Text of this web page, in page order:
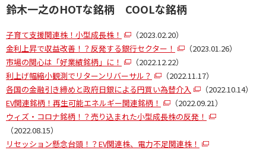
鈴木一之のHOTな銘柄 COOLな銘柄
子育て支援関連株！小型成長株！
（2023.02.20）
金利上昇で収益改善！？反発する銀行セクター！
（2023.01.26）
市場の関心は「好業績銘柄」に！
（2022.12.22）
利上げ幅縮小観測でリターンリバーサル？
（2022.11.17）
各国の金融引き締めと政府日銀による円買い為替介入
（2022.10.14）
EV関連銘柄！再生可能エネルギー関連銘柄！
（2022.09.21）
ウィズ・コロナ銘柄！？売り込まれた小型成長株の反発！
（2022.08.15）
リセッション懸念台頭！？EV関連株、電力不足関連株！